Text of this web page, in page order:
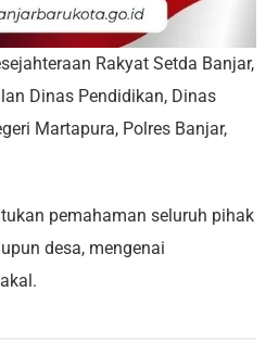
Rakyat Setda Banjar,
Dinas Pendidikan, Dinas
Martapura, Polres Banjar,
pemahaman seluruh pihak
desa, mengenai